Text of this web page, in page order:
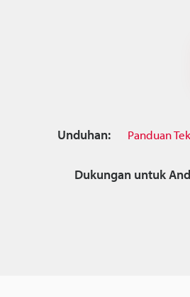
Unduhan: Panduan
Dukungan untuk